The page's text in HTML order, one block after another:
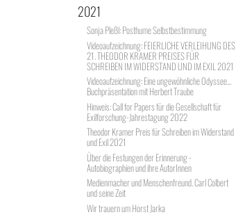
2021
Sonja Pleßl: Posthume Selbstbestimmung
Videoaufzeichnung: FEIERLICHE VERLEIHUNG DES
21. THEODOR KRAMER PREISES FÜR
SCHREIBEN IM WIDERSTAND UND IM EXIL 2021
Videoaufzeichnung: Eine ungewöhnliche Odyssee...
Buchpräsentation mit Herbert Traube
Hinweis: Call for Papers für die Gesellschaft für
Exilforschung-Jahrestagung 2022
Theodor Kramer Preis für Schreiben im Widerstand
und Exil 2021
Über die Festungen der Erinnerung -
Autobiographien und ihre AutorInnen
Medienmacher und Menschenfreund. Carl Colbert
und seine Zeit
Wir trauern um Horst Jarka